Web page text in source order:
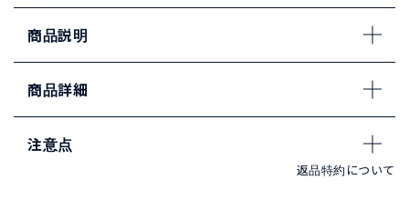
商品説明
商品詳細
注意点
返品特約について